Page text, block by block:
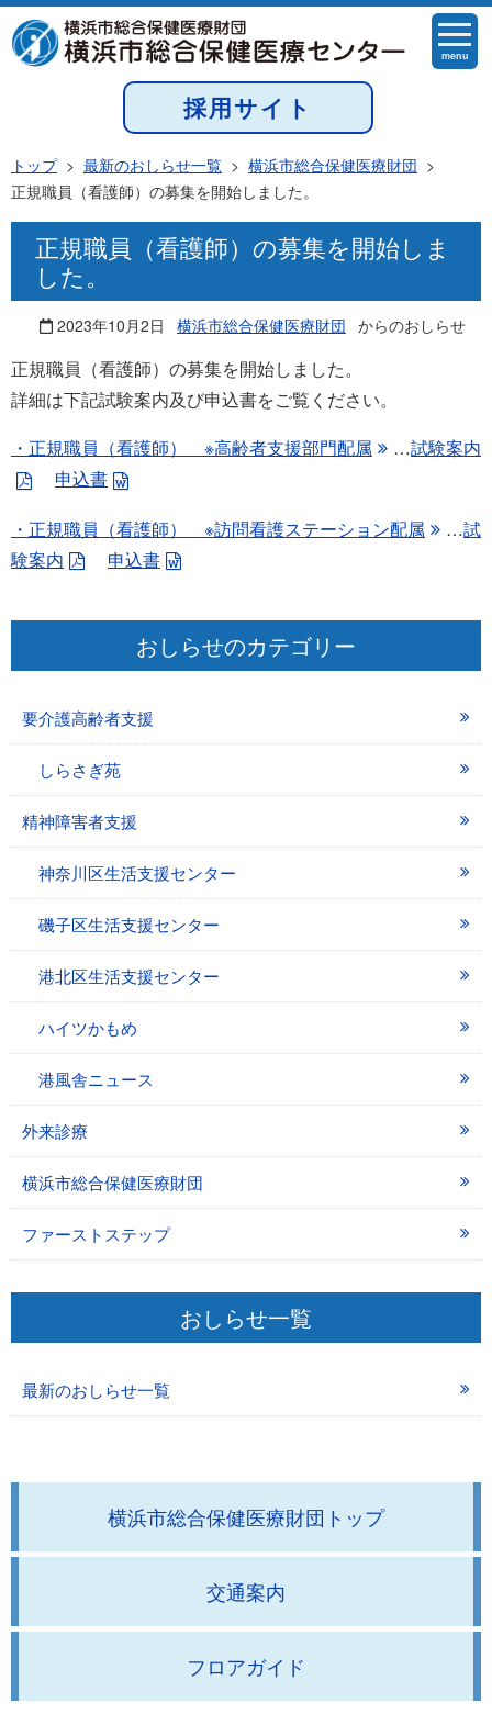
menu
採用サイト
トップ> 最新のおしらせ一覧 > 横浜市総合保健医療財団 >
正規職員（看護師）の募集を開始しました。
正規職員（看護師）の募集を開始しま
した。
2023年10月2日 横浜市総合保健医療財団 からのおしらせ
正規職員（看護師）の募集を開始しました。
詳細は下記試験案内及び申込書をご覧ください。
・正規職員（看護師） ※高齢者支援部門配属
…試験案内
申込書
・正規職員（看護師） ※訪問看護ステーション配属
…試
験案内
申込書
おしらせのカテゴリー
要介護高齢者支援
しらさぎ苑
精神障害者支援
神奈川区生活支援センター
磯子区生活支援センター
港北区生活支援センター
ハイツかもめ
港風舎ニュース
外来診療
横浜市総合保健医療財団
ファーストステップ
おしらせ一覧
最新のおしらせ一覧
横浜市総合保健医療財団トップ
交通案内
フロアガイド